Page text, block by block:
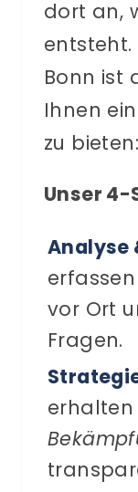
dort an,
entsteht.
Bonn ist
Ihnen
zu bieten:
Unser
Analyse
vor Ort
Fragen.
erhalten